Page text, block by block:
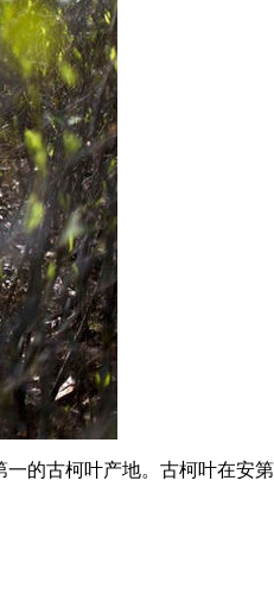
的古柯叶产地。古柯叶在安